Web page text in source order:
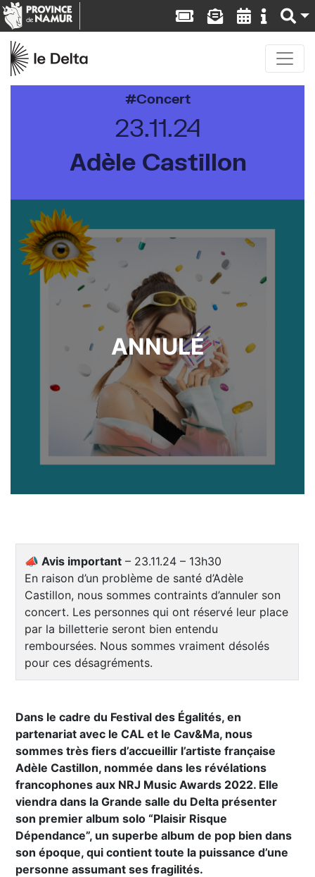
Concert
23.11.24
Adèle Castillon
ANNULÉ
📣 Avis important – 23.11.24 – 13h30
En raison d’un problème de santé d’Adèle
Castillon, nous sommes contraints d’annuler son
concert. Les personnes qui ont réservé leur place
par la billetterie seront bien entendu
remboursées. Nous sommes vraiment désolés
pour ces désagréments.
Dans le cadre du Festival des Égalités, en
partenariat avec le CAL et le Cav&Ma, nous
sommes très fiers d’accueillir l’artiste française
Adèle Castillon, nommée dans les révélations
francophones aux NRJ Music Awards 2022. Elle
viendra dans la Grande salle du Delta présenter
son premier album solo “Plaisir Risque
Dépendance”, un superbe album de pop bien dans
son époque, qui contient toute la puissance d’une
personne assumant ses fragilités.